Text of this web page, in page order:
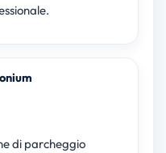
di parcheggio